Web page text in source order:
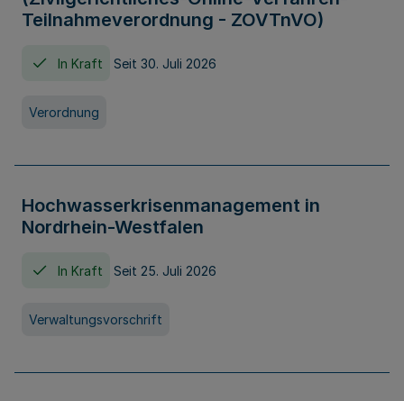
Teilnahmeverordnung - ZOVTnVO)
In Kraft Seit 30. Juli 2026
Verordnung
Hochwasserkrisenmanagement in
Nordrhein-Westfalen
In Kraft Seit 25. Juli 2026
Verwaltungsvorschrift